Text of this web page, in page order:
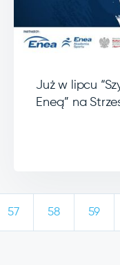
Już w lipcu
Eneą” na
57 58 59